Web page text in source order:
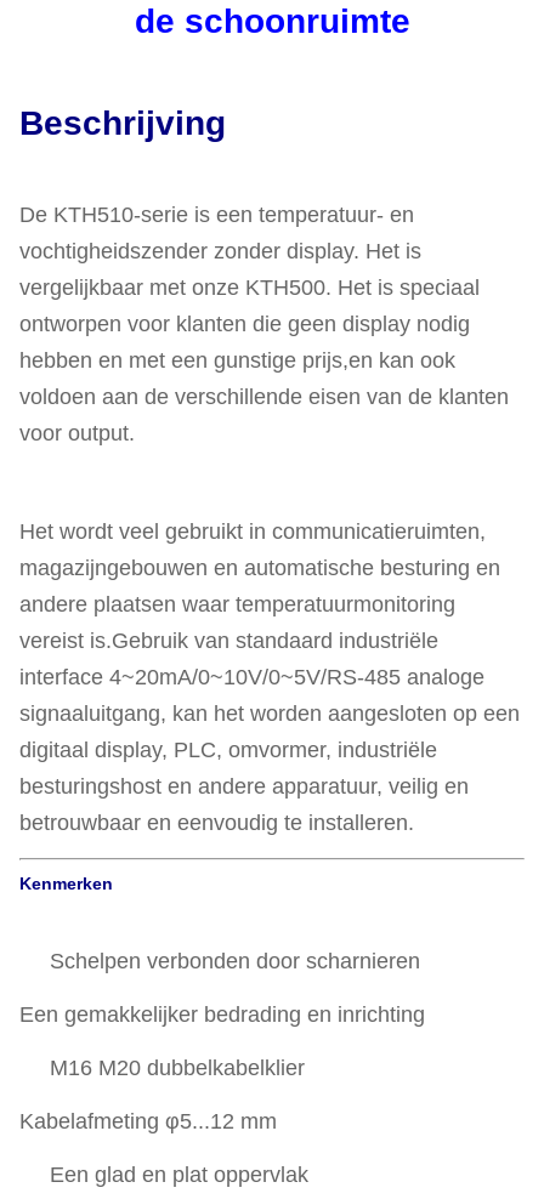
de schoonruimte
Beschrijving
De KTH510-serie is een temperatuur- en
vochtigheidszender zonder display. Het is
vergelijkbaar met onze KTH500. Het is speciaal
ontworpen voor klanten die geen display nodig
hebben en met een gunstige prijs,en kan ook
voldoen aan de verschillende eisen van de klanten
voor output.
Het wordt veel gebruikt in communicatieruimten,
magazijngebouwen en automatische besturing en
andere plaatsen waar temperatuurmonitoring
vereist is.Gebruik van standaard industriële
interface 4~20mA/0~10V/0~5V/RS-485 analoge
signaaluitgang, kan het worden aangesloten op een
digitaal display, PLC, omvormer, industriële
besturingshost en andere apparatuur, veilig en
betrouwbaar en eenvoudig te installeren.
Kenmerken
Schelpen verbonden door scharnieren
Een gemakkelijker bedrading en inrichting
M16 M20 dubbelkabelklier
Kabelafmeting φ5...12 mm
Een glad en plat oppervlak